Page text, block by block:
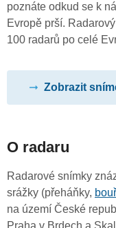
poznáte odkud se k
Evropě prší.
100 radarů po celé
Zobrazit
O radaru
Radarové snímky
srážky (přeháňky,
na území České
Praha v Brdech a